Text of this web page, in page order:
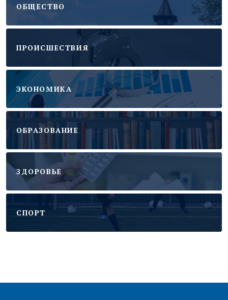
ОБЩЕСТВО
ПРОИСШЕСТВИЯ
ЭКОНОМИКА
ОБРАЗОВАНИЕ
ЗДОРОВЬЕ
CПОРТ